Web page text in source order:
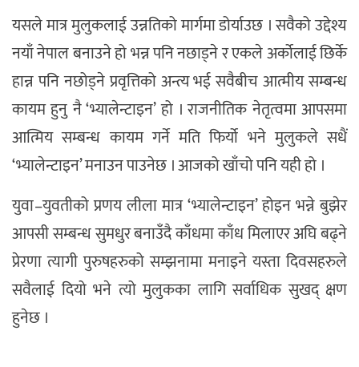
यसले मात्र मुलुकलाई उन्नतिको मार्गमा डोर्याउछ । सवैको उद्देश्य
नयाँ नेपाल बनाउने हो भन्न पनि नछाड्ने र एकले अर्कोलाई छिर्के
हान्न पनि नछोड्ने प्रवृत्तिको अन्त्य भई सवैबीच आत्मीय सम्बन्ध
कायम हुनु नै ‘भ्यालेन्टाइन’ हो । राजनीतिक नेतृत्वमा आपसमा
आत्मिय सम्बन्ध कायम गर्ने मति फिर्यो भने मुलुकले सधैं
‘भ्यालेन्टाइन’ मनाउन पाउनेछ । आजको खाँचो पनि यही हो ।
युवा–युवतीको प्रणय लीला मात्र ‘भ्यालेन्टाइन’ होइन भन्ने बुझेर
आपसी सम्बन्ध सुमधुर बनाउँदै काँधमा काँध मिलाएर अघि बढ्ने
प्रेरणा त्यागी पुरुषहरुको सम्झनामा मनाइने यस्ता दिवसहरुले
सवैलाई दियो भने त्यो मुलुकका लागि सर्वाधिक सुखद् क्षण
हुनेछ ।